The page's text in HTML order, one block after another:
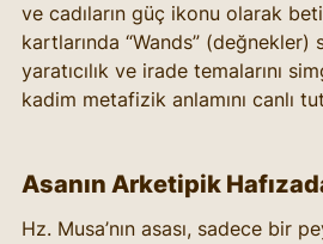
ve cadıların güç ikonu olarak
kartlarında “Wands” (değnekler)
yaratıcılık ve irade temalarını
kadim metafizik anlamını canlı
Asanın Arketipik
Hz. Musa’nın asası, sadece bir